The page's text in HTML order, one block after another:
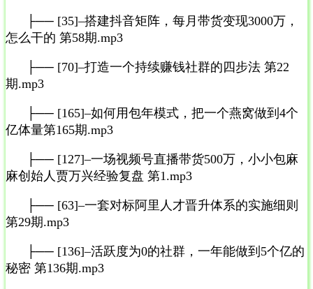
├── [35]–搭建抖音矩阵，每月带货变现3000万，
怎么干的 第58期.mp3
├── [70]–打造一个持续赚钱社群的四步法 第22
期.mp3
├── [165]–如何用包年模式，把一个燕窝做到4个
亿体量第165期.mp3
├── [127]–一场视频号直播带货500万，小小包麻
麻创始人贾万兴经验复盘 第1.mp3
├── [63]–一套对标阿里人才晋升体系的实施细则
第29期.mp3
├── [136]–活跃度为0的社群，一年能做到5个亿的
秘密 第136期.mp3